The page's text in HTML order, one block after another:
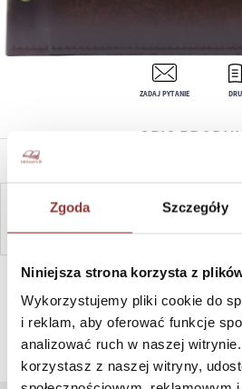
Zgoda Szczegóły
Niniejsza strona korzysta z
Wykorzystujemy pliki cookie do
i reklam, aby oferować funkcje
analizować ruch w naszej
korzystasz z naszej witryny,
ZADAJ PYTANIE
OPIS
ZAPYTAJ
SZYBKI KONTAKT PN-PT, 8-16, +48 698 291 992, +48